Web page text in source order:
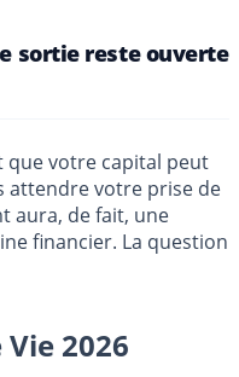
sortie reste ouverte
que votre capital peut
attendre votre prise de
aura, de fait, une
financier. La question
2026